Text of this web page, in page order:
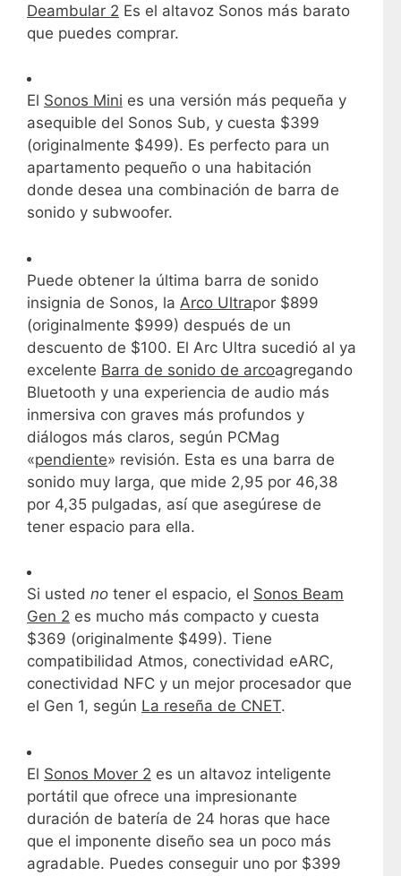
Deambular 2 Es el altavoz Sonos más barato
que puedes comprar.
El Sonos Mini es una versión más pequeña y
asequible del Sonos Sub, y cuesta $399
(originalmente $499). Es perfecto para un
apartamento pequeño o una habitación
donde desea una combinación de barra de
sonido y subwoofer.
Puede obtener la última barra de sonido
insignia de Sonos, la Arco Ultrapor $899
(originalmente $999) después de un
descuento de $100. El Arc Ultra sucedió al ya
excelente Barra de sonido de arcoagregando
Bluetooth y una experiencia de audio más
inmersiva con graves más profundos y
diálogos más claros, según PCMag
«pendiente» revisión. Esta es una barra de
sonido muy larga, que mide 2,95 por 46,38
por 4,35 pulgadas, así que asegúrese de
tener espacio para ella.
Si usted no tener el espacio, el Sonos Beam
Gen 2 es mucho más compacto y cuesta
$369 (originalmente $499). Tiene
compatibilidad Atmos, conectividad eARC,
conectividad NFC y un mejor procesador que
el Gen 1, según La reseña de CNET.
El Sonos Mover 2 es un altavoz inteligente
portátil que ofrece una impresionante
duración de batería de 24 horas que hace
que el imponente diseño sea un poco más
agradable. Puedes conseguir uno por $399